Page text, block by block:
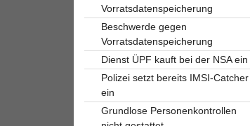
Vorratsdatenspeicherung
Beschwerde gegen
Vorratsdatenspeicherung
Dienst ÜPF kauft bei der NSA ein
Polizei setzt bereits IMSI-Catcher
ein
Grundlose Personenkontrollen